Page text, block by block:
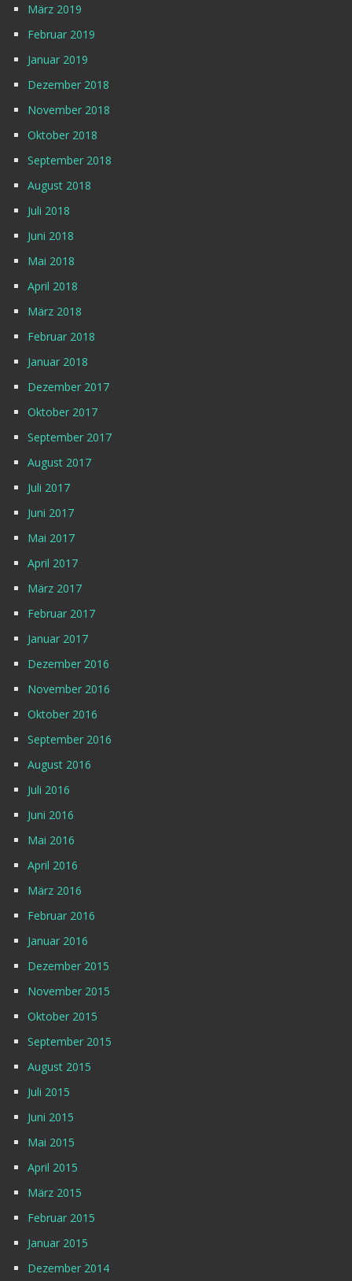
März 2019
Februar 2019
Januar 2019
Dezember 2018
November 2018
Oktober 2018
September 2018
August 2018
Juli 2018
Juni 2018
Mai 2018
April 2018
März 2018
Februar 2018
Januar 2018
Dezember 2017
Oktober 2017
September 2017
August 2017
Juli 2017
Juni 2017
Mai 2017
April 2017
März 2017
Februar 2017
Januar 2017
Dezember 2016
November 2016
Oktober 2016
September 2016
August 2016
Juli 2016
Juni 2016
Mai 2016
April 2016
März 2016
Februar 2016
Januar 2016
Dezember 2015
November 2015
Oktober 2015
September 2015
August 2015
Juli 2015
Juni 2015
Mai 2015
April 2015
März 2015
Februar 2015
Januar 2015
Dezember 2014